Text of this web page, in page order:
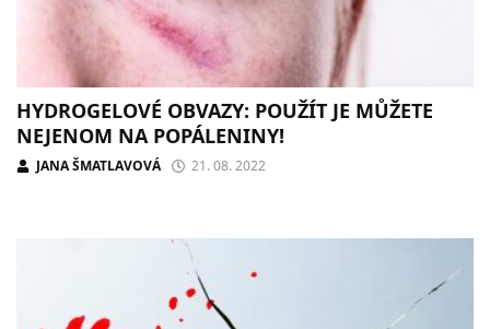
HYDROGELOVÉ OBVAZY: POUŽÍT JE MŮŽETE
NEJENOM NA POPÁLENINY!
JANA ŠMATLAVOVÁ 21. 08. 2022